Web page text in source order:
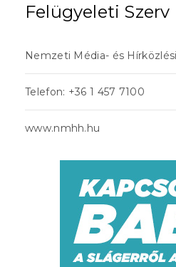
Felügyeleti Szerv
Nemzeti Média- és
Telefon: +36 1 457 7100
www.nmhh.hu